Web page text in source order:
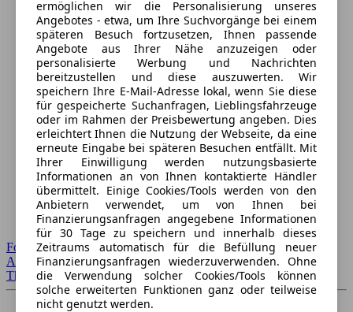
Forum Startseite
Alle Auto-Foren
Themen-Forum
ermöglichen wir die Personalisierung unseres
Angebotes - etwa, um Ihre Suchvorgänge bei einem
späteren Besuch fortzusetzen, Ihnen passende
Angebote aus Ihrer Nähe anzuzeigen oder
personalisierte Werbung und Nachrichten
bereitzustellen und diese auszuwerten. Wir
speichern Ihre E-Mail-Adresse lokal, wenn Sie diese
für gespeicherte Suchanfragen, Lieblingsfahrzeuge
oder im Rahmen der Preisbewertung angeben. Dies
erleichtert Ihnen die Nutzung der Webseite, da eine
erneute Eingabe bei späteren Besuchen entfällt. Mit
Ihrer Einwilligung werden nutzungsbasierte
Informationen an von Ihnen kontaktierte Händler
übermittelt. Einige Cookies/Tools werden von den
Anbietern verwendet, um von Ihnen bei
Finanzierungsanfragen angegebene Informationen
für 30 Tage zu speichern und innerhalb dieses
Zeitraums automatisch für die Befüllung neuer
Finanzierungsanfragen wiederzuverwenden. Ohne
die Verwendung solcher Cookies/Tools können
solche erweiterten Funktionen ganz oder teilweise
nicht genutzt werden.